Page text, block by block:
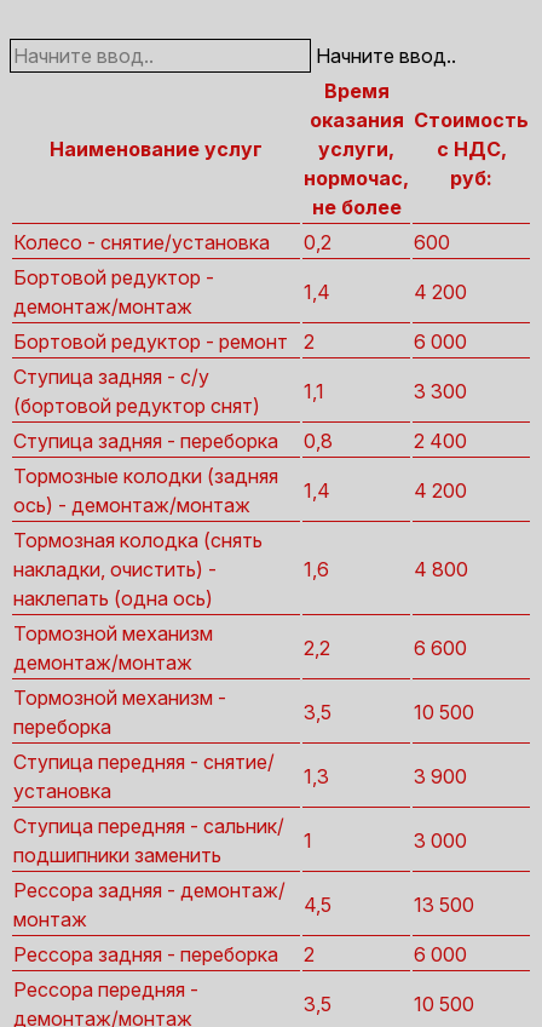
Начните ввод..
Наименование услуг
Время
оказания
услуги,
нормочас,
не более
Стоимость
с НДС,
руб:
Колесо - снятие/установка 0,2
600
Бортовой редуктор -
демонтаж/монтаж
1,4 4 200
Бортовой редуктор - ремонт 2
6 000
Ступица задняя - с/у
(бортовой редуктор снят)
1,1 3 300
Ступица задняя - переборка 0,8
2 400
Тормозные колодки (задняя
ось) - демонтаж/монтаж
1,4 4 200
Тормозная колодка (снять
накладки, очистить) -
наклепать (одна ось)
1,6 4 800
Тормозной механизм
демонтаж/монтаж
2,2 6 600
Тормозной механизм -
переборка
3,5 10 500
Ступица передняя - снятие/
установка
1,3 3 900
Ступица передняя - сальник/
подшипники заменить
1 3 000
Рессора задняя - демонтаж/
монтаж
4,5 13 500
Рессора задняя - переборка 2
6 000
Рессора передняя -
демонтаж/монтаж
3,5 10 500